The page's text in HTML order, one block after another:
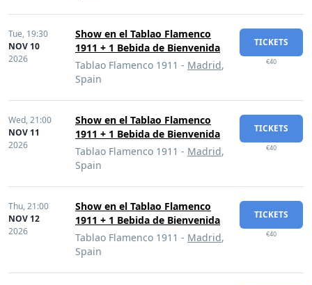
Tue, 19:30
NOV 10
2026
Show en el Tablao Flamenco
1911 + 1 Bebida de Bienvenida
Tablao Flamenco 1911 - Madrid,
Spain
TICKETS
€40
Wed,21:00
NOV 11
2026
Show en el Tablao Flamenco
1911 + 1 Bebida de Bienvenida
Tablao Flamenco 1911 - Madrid,
Spain
TICKETS
€40
Thu,21:00
NOV 12
2026
Show en el Tablao Flamenco
1911 + 1 Bebida de Bienvenida
Tablao Flamenco 1911 - Madrid,
Spain
TICKETS
€40